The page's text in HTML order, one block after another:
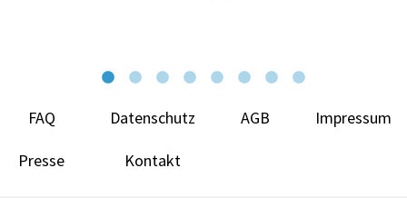
FAQ Datenschutz AGB Impressum
Presse Kontakt